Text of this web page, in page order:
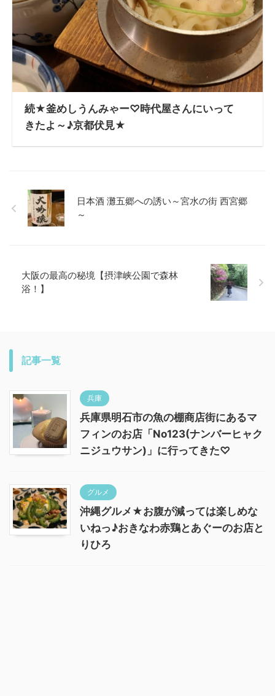
続★釜めしうんみゃー♡時代屋さんにいって
きたよ～♪京都伏見★
日本酒 灘五郷への誘い～宮水の街 西宮郷
～
大阪の最高の秘境【摂津峡公園で森林
浴！】
記事一覧
兵庫
兵庫県明石市の魚の棚商店街にあるマ
フィンのお店「No123(ナンバーヒャク
ニジュウサン)」に行ってきた♡
グルメ
沖縄グルメ★お腹が減っては楽しめな
いねっ♪おきなわ赤鶏とあぐーのお店と
りひろ